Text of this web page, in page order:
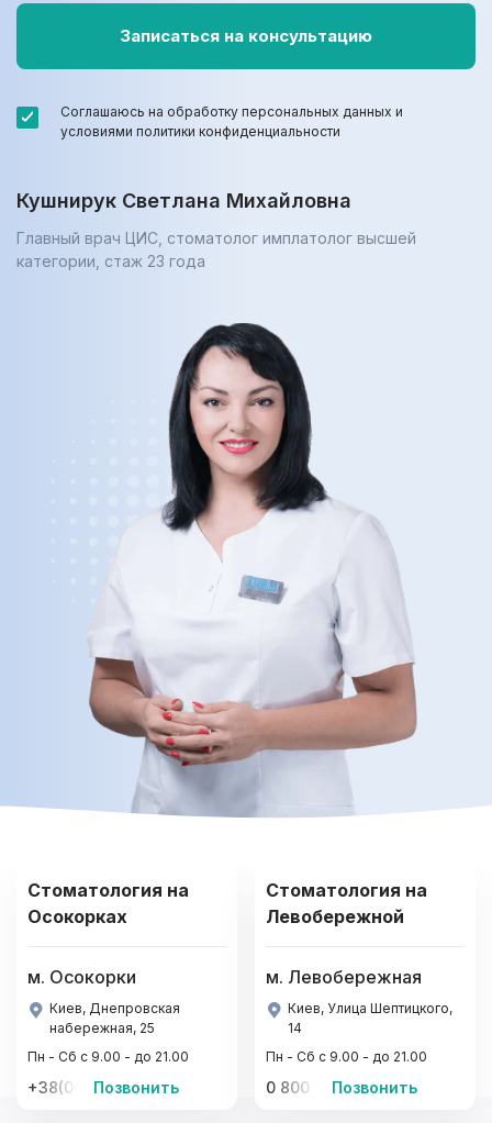
Соглашаюсь на обработку персональных данных и
условиями политики конфиденциальности
Кушнирук Светлана Михайловна
Главный врач ЦИС, стоматолог имплатолог высшей
категории, cтаж 23 года
Стоматология на
Осокорках
м. Осокорки
Киев, Днепровская
набережная, 25
Пн - Сб с 9.00 - до 21.00
+38(067)-441-22-77, +38(095)-441-22-77
Позвонить
Стоматология на
Левобережной
м. Левобережная
Киев, Улица Шептицкого,
14
Пн - Сб с 9.00 - до 21.00
0 800 33-08-12
Позвонить